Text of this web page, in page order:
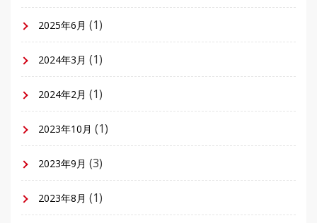
2025年6月 (1)
2024年3月 (1)
2024年2月 (1)
2023年10月 (1)
2023年9月 (3)
2023年8月 (1)